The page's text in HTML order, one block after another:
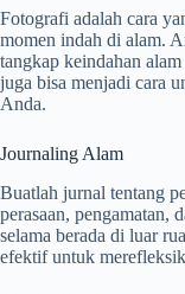
Fotografi adalah cara
momen indah di alam.
tangkap keindahan
juga bisa menjadi cara
Anda.
Journaling Alam
Buatlah jurnal tentang
perasaan, pengamatan,
selama berada di luar
efektif untuk